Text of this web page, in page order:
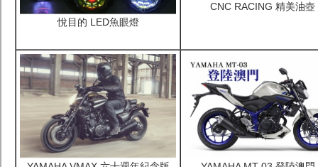
悅目的 LED魚眼燈
CNC RACING 精美油壺